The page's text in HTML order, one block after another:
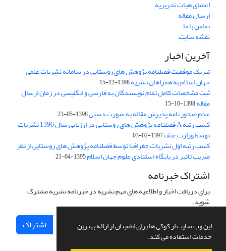
این وب سایت از کوکی ها برای اطمینان از ارائه بهترین
خدمات استفاده می کند.
اعضای هیات تحریریه
ارسال مقاله
تماس با ما
نقشه سایت
آخرین اخبار
تبریک موفقیت فصلنامه پژوهش های روستایی در سامانه نشریات علمی
جهان اسلام به همراهان نشریه1398-12-15
ثبت مشخصات کامل تمام نویسندگان به فارسی و انگلیسی در زمان ارسال
مقاله1398-10-15
عدم صدور نامه پذیرش مقاله به صورت دستی1398-05-23
کسب رتبه A فصلنامه پژوهش های روستایی در ارزیابی سال 1396 نشریات
توسط وزارت عتف1397-02-03
کسب رتبه اول نشریات جغرافیا توسط فصلنامه پژوهش های روستایی از نظر
ضریب تاثیر در پایگاه استنادی علوم جهان اسلام1395-04-21
اشتراک خبرنامه
برای دریافت اخبار و اطلاعیه های مهم نشریه در خبرنامه نشریه مشترک
شوید.
اشتراک